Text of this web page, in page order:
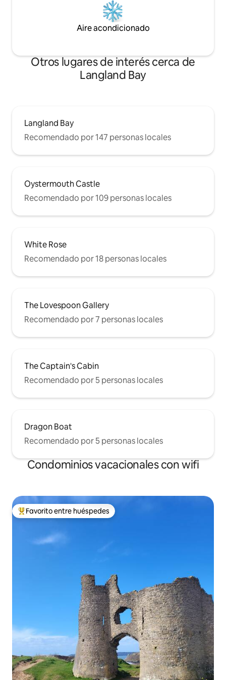
Aire acondicionado
Otros lugares de interés cerca de
Langland Bay
Langland Bay
Recomendado por 147 personas locales
Oystermouth Castle
Recomendado por 109 personas locales
White Rose
Recomendado por 18 personas locales
The Lovespoon Gallery
Recomendado por 7 personas locales
The Captain's Cabin
Recomendado por 5 personas locales
Dragon Boat
Recomendado por 5 personas locales
Condominios vacacionales con wifi
Favorito entre huéspedes preferido
Favorito entre huéspedes